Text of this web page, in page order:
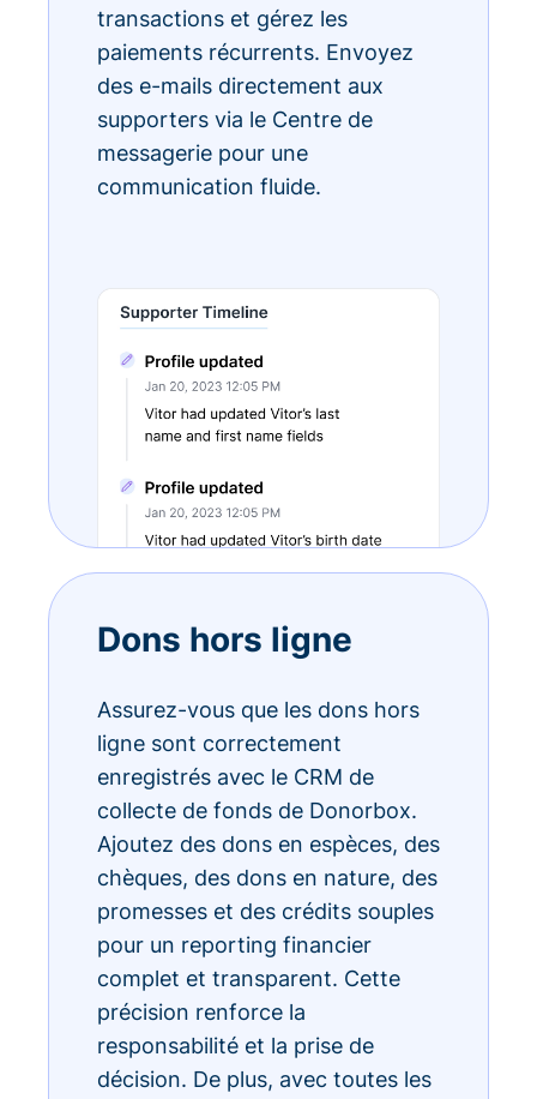
transactions et gérez les
paiements récurrents. Envoyez
des e-mails directement aux
supporters via le Centre de
messagerie pour une
communication fluide.
Dons hors ligne
Assurez-vous que les dons hors
ligne sont correctement
enregistrés avec le CRM de
collecte de fonds de Donorbox.
Ajoutez des dons en espèces, des
chèques, des dons en nature, des
promesses et des crédits souples
pour un reporting financier
complet et transparent. Cette
précision renforce la
responsabilité et la prise de
décision. De plus, avec toutes les